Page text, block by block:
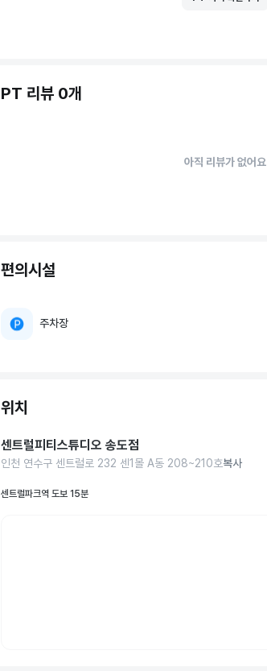
PT 리뷰 0개
아직 리뷰가 없어요
편의시설
주차장
위치
센트럴피티스튜디오 송도점
인천 연수구 센트럴로 232 센1몰 A동 208~210호복사
센트럴파크역 도보 15분